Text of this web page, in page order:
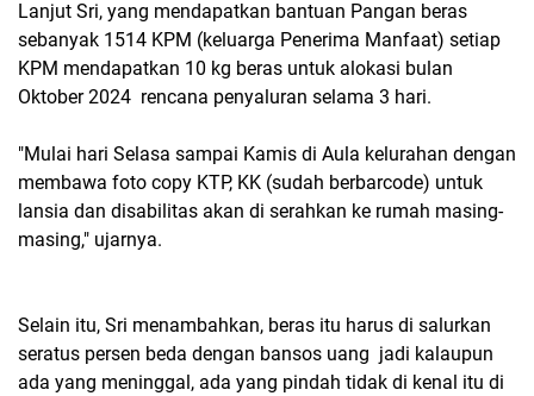
Lanjut Sri, yang mendapatkan bantuan Pangan beras
sebanyak 1514 KPM (keluarga Penerima Manfaat) setiap
KPM mendapatkan 10 kg beras untuk alokasi bulan
Oktober 2024 rencana penyaluran selama 3 hari.
"Mulai hari Selasa sampai Kamis di Aula kelurahan dengan
membawa foto copy KTP, KK (sudah berbarcode) untuk
lansia dan disabilitas akan di serahkan ke rumah masing-
masing," ujarnya.
Selain itu, Sri menambahkan, beras itu harus di salurkan
seratus persen beda dengan bansos uang jadi kalaupun
ada yang meninggal, ada yang pindah tidak di kenal itu di